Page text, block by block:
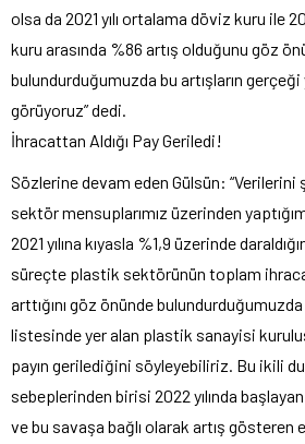
olsa da 2021 yılı ortalama döviz kuru ile
kuru arasında %86 artış olduğunu göz
bulundurduğumuzda bu artışların gerçeği
görüyoruz” dedi.
İhracattan Aldığı Pay Geriledi!
Sözlerine devam eden Gülsün:
sektör mensuplarımız üzerinden
2021 yılına kıyasla %1,9 üzerinde
süreçte plastik sektörünün toplam
arttığını göz önünde
listesinde yer alan plastik sanayisi
payın gerilediğini söyleyebiliriz. Bu ikili
sebeplerinden birisi 2022 yılında
ve bu savaşa bağlı olarak artış gösteren